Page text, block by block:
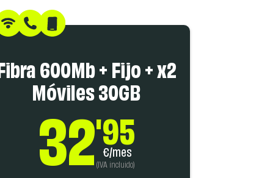
Fibra 600Mb + Fijo + x2
Móviles 30GB
32'95
€/mes
(IVA incluido)